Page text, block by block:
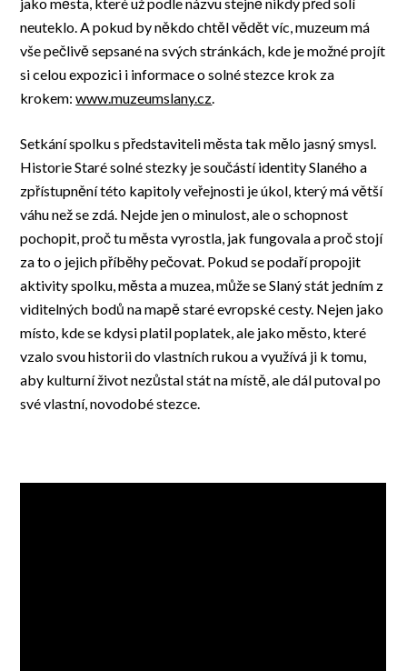
jako města, které už podle názvu stejně nikdy před solí
neuteklo. A pokud by někdo chtěl vědět víc, muzeum má
vše pečlivě sepsané na svých stránkách, kde je možné projít
si celou expozici i informace o solné stezce krok za
krokem:www.muzeumslany.cz.
Setkání spolku s představiteli města tak mělo jasný smysl.
Historie Staré solné stezky je součástí identity Slaného a
zpřístupnění této kapitoly veřejnosti je úkol, který má větší
váhu než se zdá. Nejde jen o minulost, ale o schopnost
pochopit, proč tu města vyrostla, jak fungovala a proč stojí
za to o jejich příběhy pečovat. Pokud se podaří propojit
aktivity spolku, města a muzea, může se Slaný stát jedním z
viditelných bodů na mapě staré evropské cesty. Nejen jako
místo, kde se kdysi platil poplatek, ale jako město, které
vzalo svou historii do vlastních rukou a využívá ji k tomu,
aby kulturní život nezůstal stát na místě, ale dál putoval po
své vlastní, novodobé stezce.